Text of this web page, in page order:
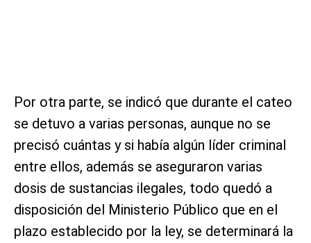
Por otra parte, se indicó que durante el cateo
se detuvo a varias personas, aunque no se
precisó cuántas y si había algún líder criminal
entre ellos, además se aseguraron varias
dosis de sustancias ilegales, todo quedó a
disposición del Ministerio Público que en el
plazo establecido por la ley, se determinará la